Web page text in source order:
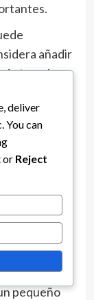
añadir
tocador,
Estos
sino
vida diaria
Un paquete
crear
atractivas,
para
agradable.
pequeño
deliver
You can
or Reject